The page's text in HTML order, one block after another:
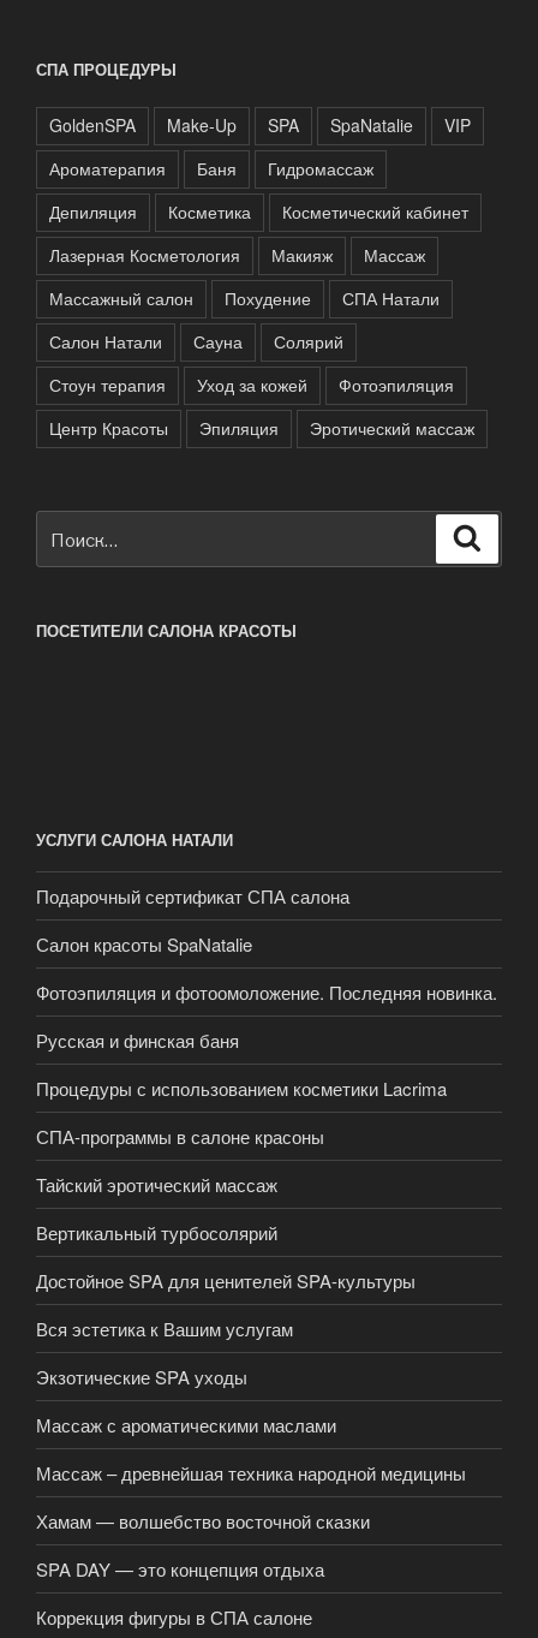
СПА ПРОЦЕДУРЫ
GoldenSPA Make-Up SPA SpaNatalie
VIP
Ароматерапия
Баня
Гидромассаж
Депиляция
Косметика
Косметический кабинет
Лазерная Косметология
Макияж
Массаж
Массажный салон
Похудение
СПА Натали
Салон Натали
Сауна
Солярий
Стоун терапия
Уход за кожей
Фотоэпиляция
Центр Красоты
Эпиляция Эротический массаж
ПОСЕТИТЕЛИ САЛОНА КРАСОТЫ
УСЛУГИ САЛОНА НАТАЛИ
Подарочный сертификат СПА салона
Салон красоты SpaNatalie
Фотоэпиляция и фотоомоложение. Последняя новинка.
Русская и финская баня
Процедуры с использованием косметики Lacrima
СПА-программы в салоне красоны
Тайский эротический массаж
Вертикальный турбосолярий
Достойное SPA для ценителей SPA-культуры
Вся эстетика к Вашим услугам
Экзотические SPA уходы
Массаж с ароматическими маслами
Массаж – древнейшая техника народной медицины
Хамам — волшебство восточной сказки
SPA DAY — это концепция отдыха
Коррекция фигуры в СПА салоне